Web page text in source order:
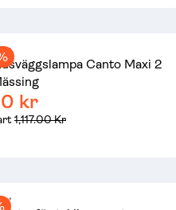
Canto Maxi 2
kr
1,117.00 Kr